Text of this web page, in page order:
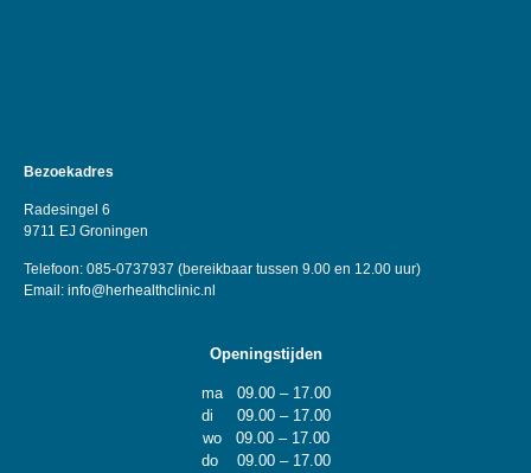
Bezoekadres
Radesingel 6
9711 EJ Groningen
Telefoon: 085-0737937 (bereikbaar tussen 9.00 en 12.00 uur)
Email: info@herhealthclinic.nl
Openingstijden
ma 09.00 – 17.00
di 09.00 – 17.00
wo 09.00 – 17.00
do 09.00 – 17.00